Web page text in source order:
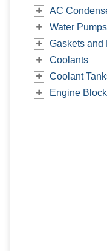
AC
Water Pumps
Gaskets and
Coolants
Coolant
Engine